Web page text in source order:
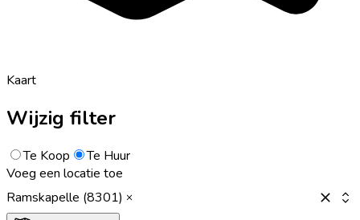
Kaart
Wijzig filter
Te Koop
Te Huur
Voeg een locatie toe
Ramskapelle (8301)